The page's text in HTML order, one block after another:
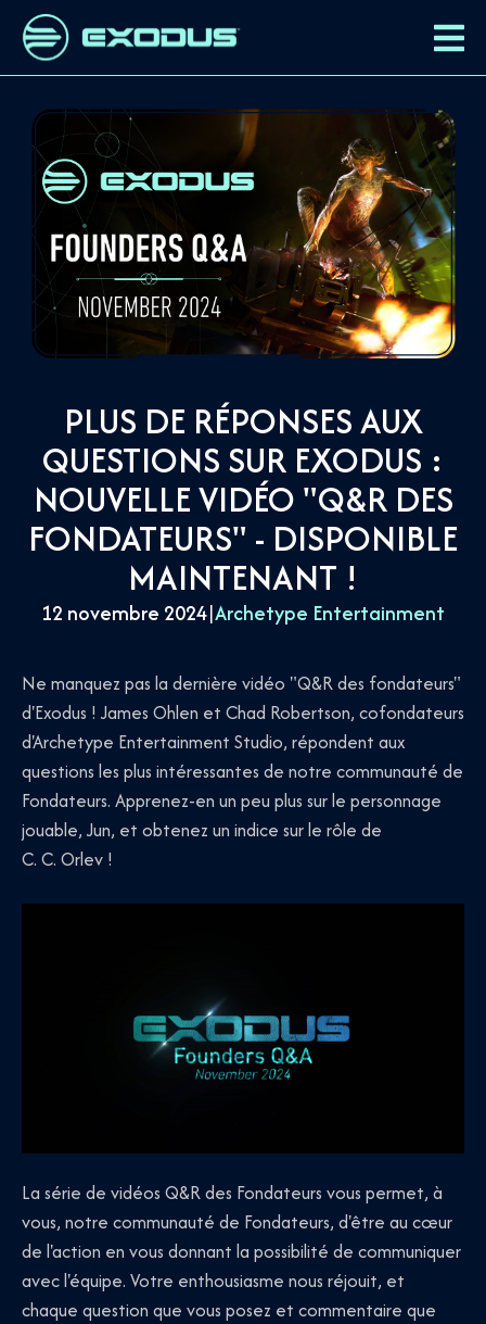
PLUS DE RÉPONSES AUX
QUESTIONS SUR EXODUS :
NOUVELLE VIDÉO "Q&R DES
FONDATEURS" - DISPONIBLE
MAINTENANT !
12 novembre 2024|Archetype Entertainment
Ne manquez pas la dernière vidéo "Q&R des fondateurs"
d'Exodus ! James Ohlen et Chad Robertson, cofondateurs
d'Archetype Entertainment Studio, répondent aux
questions les plus intéressantes de notre communauté de
Fondateurs. Apprenez-en un peu plus sur le personnage
jouable, Jun, et obtenez un indice sur le rôle de
C. C. Orlev !
La série de vidéos Q&R des Fondateurs vous permet, à
vous, notre communauté de Fondateurs, d'être au cœur
de l'action en vous donnant la possibilité de communiquer
avec l'équipe. Votre enthousiasme nous réjouit, et
chaque question que vous posez et commentaire que